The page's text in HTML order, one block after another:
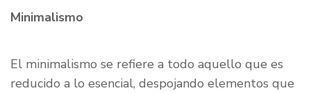
Minimalismo
El minimalismo se refiere a todo aquello que es
reducido a lo esencial, despojando elementos que